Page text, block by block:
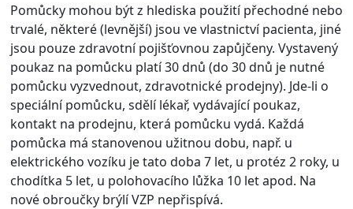
Pomůcky mohou být z hlediska použití přechodné nebo
trvalé, některé (levnější) jsou ve vlastnictví pacienta, jiné
jsou pouze zdravotní pojišťovnou zapůjčeny. Vystavený
poukaz na pomůcku platí 30 dnů (do 30 dnů je nutné
pomůcku vyzvednout, zdravotnické prodejny). Jde-li o
speciální pomůcku, sdělí lékař, vydávající poukaz,
kontakt na prodejnu, která pomůcku vydá. Každá
pomůcka má stanovenou užitnou dobu, např. u
elektrického vozíku je tato doba 7 let, u protéz 2 roky, u
chodítka 5 let, u polohovacího lůžka 10 let apod. Na
nové obroučky brýlí VZP nepřispívá.